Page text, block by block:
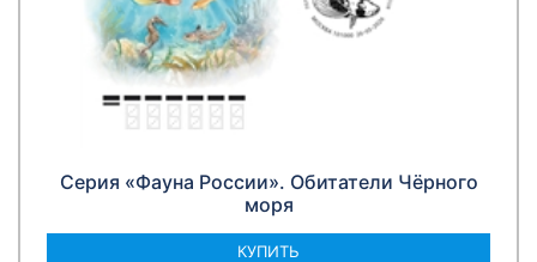
Серия «Фауна России». Обитатели Чёрного
моря
КУПИТЬ